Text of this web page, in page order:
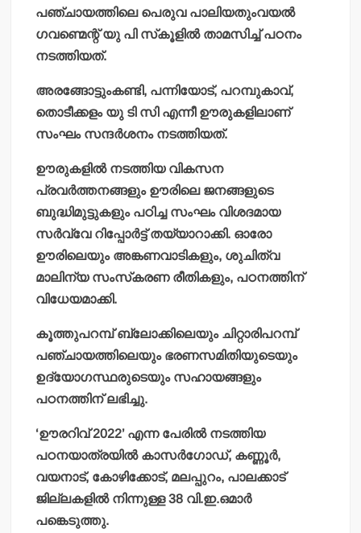
പഞ്ചായത്തിലെ പെരുവ പാലിയതുംവയല്‍
ഗവണ്മെന്റ് യു പി സ്‌കൂളില്‍ താമസിച്ച് പഠനം
നടത്തിയത്.
അരങ്ങോട്ടുംകണ്ടി, പന്നിയോട്, പറമ്പുകാവ്,
തൊടീക്കളം യു ടി സി എന്നീ ഊരുകളിലാണ്
സംഘം സന്ദര്‍ശനം നടത്തിയത്.
ഊരുകളില്‍ നടത്തിയ വികസന
പ്രവര്‍ത്തനങ്ങളും ഊരിലെ ജനങ്ങളുടെ
ബുദ്ധിമുട്ടുകളും പഠിച്ച സംഘം വിശദമായ
സര്‍വ്വേ റിപ്പോര്‍ട്ട് തയ്യാറാക്കി. ഓരോ
ഊരിലെയും അങ്കണവാടികളും, ശുചിത്വ
മാലിന്യ സംസ്‌കരണ രീതികളും, പഠനത്തിന്
വിധേയമാക്കി.
കൂത്തുപറമ്പ് ബ്ലോക്കിലെയും ചിറ്റാരിപറമ്പ്
പഞ്ചായത്തിലെയും ഭരണസമിതിയുടെയും
ഉദ്യോഗസ്ഥരുടെയും സഹായങ്ങളും
പഠനത്തിന് ലഭിച്ചു.
‘ഊരറിവ് 2022’ എന്ന പേരില്‍ നടത്തിയ
പഠനയാത്രയില്‍ കാസര്‍ഗോഡ്, കണ്ണൂര്‍,
വയനാട്, കോഴിക്കോട്, മലപ്പുറം, പാലക്കാട്
ജില്ലകളില്‍ നിന്നുള്ള 38 വി.ഇ.ഒമാര്‍
പങ്കെടുത്തു.